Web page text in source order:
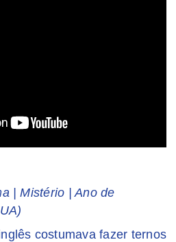
| Mistério | Ano de
costumava fazer ternos